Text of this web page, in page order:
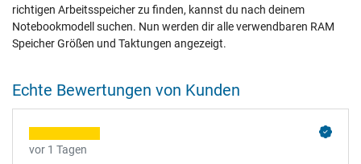
richtigen Arbeitsspeicher zu finden, kannst du nach deinem
Notebookmodell suchen. Nun werden dir alle verwendbaren RAM
Speicher Größen und Taktungen angezeigt.
Echte Bewertungen von Kunden
vor 1 Tagen